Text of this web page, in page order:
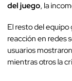
del juego, la
El resto del
reacción en redes
usuarios mostraron
mientras otros la